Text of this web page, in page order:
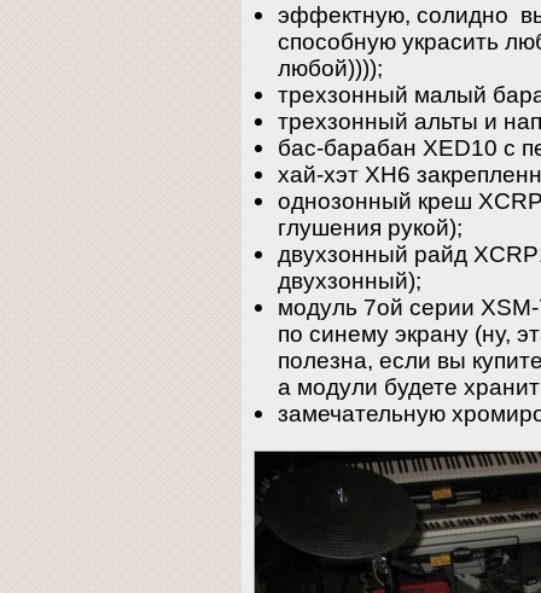
эффектную, солидно
способную украсить
любой))));
трехзонный малый
трехзонный альты и
бас-барабан XED10 с
хай-хэт XH6
однозонный креш
глушения рукой);
двухзонный райд
двухзонный);
модуль 7ой серии
по синему экрану (ну,
полезна, если вы
а модули будете
замечательную